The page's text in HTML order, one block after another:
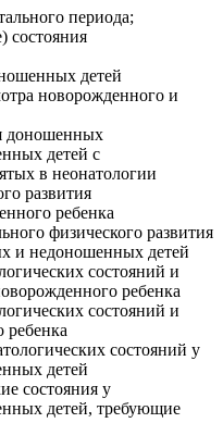
периода;
состояния
детей
новорожденного и
доношенных
детей с
в неонатологии
развития
ребенка
физического развития
и недоношенных детей
состояний и
ребенка
состояний и
ребенка
состояний у
детей
состояния у
детей, требующие